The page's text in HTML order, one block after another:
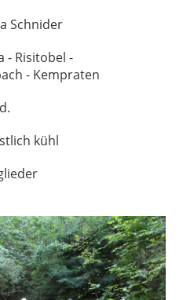
Schnider
Risitobel -
- Kempraten
kühl